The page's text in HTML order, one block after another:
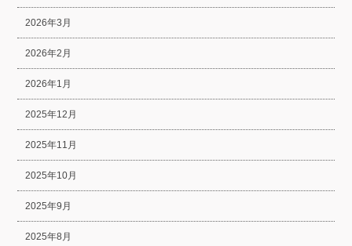
2026年3月
2026年2月
2026年1月
2025年12月
2025年11月
2025年10月
2025年9月
2025年8月